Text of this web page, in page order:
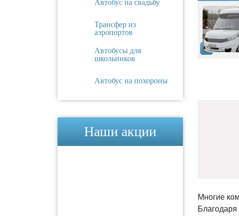
Автобус на свадьбу
Трансфер из
аэропортов
Автобусы для
школьников
Автобус на похороны
Наши акции
Многие